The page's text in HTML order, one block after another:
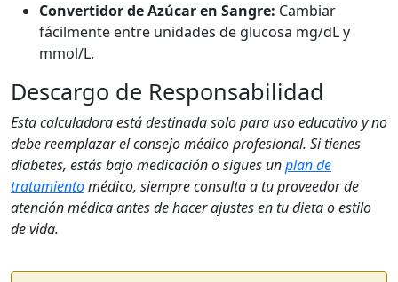
Convertidor de Azúcar en Sangre: Cambiar
fácilmente entre unidades de glucosa mg/dL y
mmol/L.
Descargo de Responsabilidad
Esta calculadora está destinada solo para uso educativo y no
debe reemplazar el consejo médico profesional. Si tienes
diabetes, estás bajo medicación o sigues unplan de
tratamientomédico, siempre consulta a tu proveedor de
atención médica antes de hacer ajustes en tu dieta o estilo
de vida.